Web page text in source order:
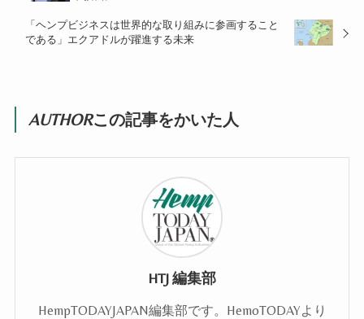
「ヘンプビジネスは世界的な取り組みに参画すること
である」エクアドルが躍進する未来
AUTHORこの記事をかいた人
HTJ 編集部
HempTODAYJAPAN編集部です。HemoTODAYより